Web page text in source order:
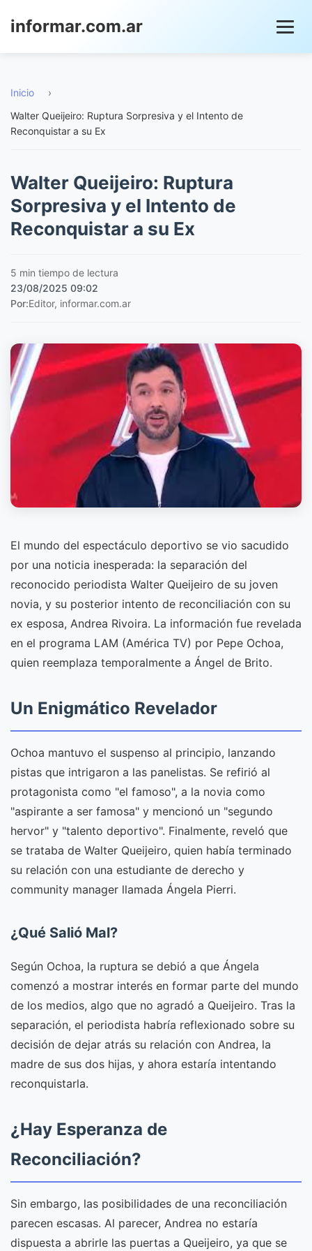
informar.com.ar
Inicio
›
Walter Queijeiro: Ruptura Sorpresiva y el Intento de
Reconquistar a su Ex
Walter Queijeiro: Ruptura
Sorpresiva y el Intento de
Reconquistar a su Ex
5 min tiempo de lectura
23/08/2025 09:02
Por:Editor, informar.com.ar
El mundo del espectáculo deportivo se vio sacudido
por una noticia inesperada: la separación del
reconocido periodista Walter Queijeiro de su joven
novia, y su posterior intento de reconciliación con su
ex esposa, Andrea Rivoira. La información fue revelada
en el programa LAM (América TV) por Pepe Ochoa,
quien reemplaza temporalmente a Ángel de Brito.
Un Enigmático Revelador
Ochoa mantuvo el suspenso al principio, lanzando
pistas que intrigaron a las panelistas. Se refirió al
protagonista como "el famoso", a la novia como
"aspirante a ser famosa" y mencionó un "segundo
hervor" y "talento deportivo". Finalmente, reveló que
se trataba de Walter Queijeiro, quien había terminado
su relación con una estudiante de derecho y
community manager llamada Ángela Pierri.
¿Qué Salió Mal?
Según Ochoa, la ruptura se debió a que Ángela
comenzó a mostrar interés en formar parte del mundo
de los medios, algo que no agradó a Queijeiro. Tras la
separación, el periodista habría reflexionado sobre su
decisión de dejar atrás su relación con Andrea, la
madre de sus dos hijas, y ahora estaría intentando
reconquistarla.
¿Hay Esperanza de
Reconciliación?
Sin embargo, las posibilidades de una reconciliación
parecen escasas. Al parecer, Andrea no estaría
dispuesta a abrirle las puertas a Queijeiro, ya que se